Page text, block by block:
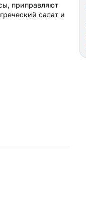
приправляют
салат и